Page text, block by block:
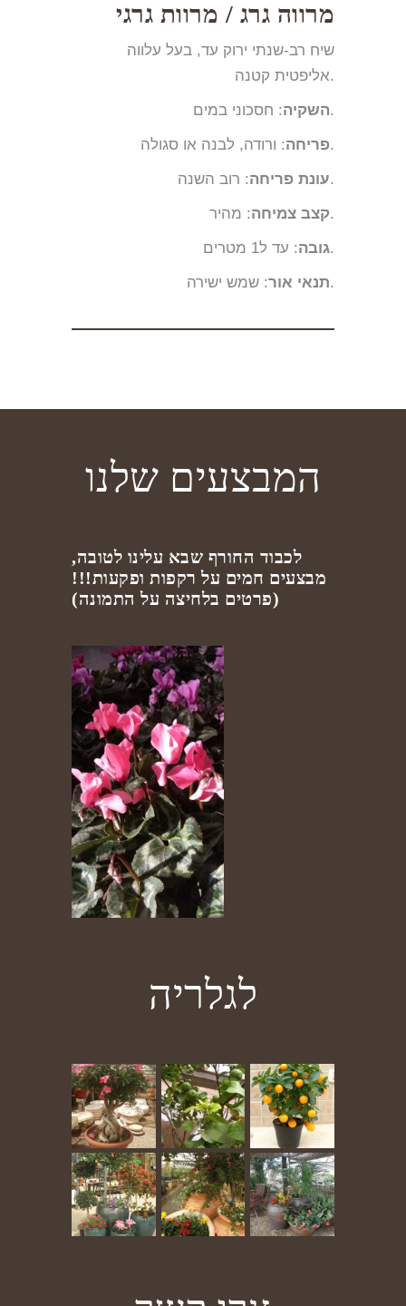
מרווה גרג / מרוות גרגי
שיח רב-שנתי ירוק עד, בעל עלווה
אליפטית קטנה.
השקיה: חסכוני במים.
פריחה: ורודה, לבנה או סגולה.
עונת פריחה: רוב השנה.
קצב צמיחה: מהיר.
גובה: עד ל1 מטרים.
תנאי אור: שמש ישירה.
המבצעים שלנו
לכבוד החורף שבא עלינו לטובה,
מבצעים חמים על רקפות ופקעות!!!
(פרטים בלחיצה על התמונה)
לגלריה